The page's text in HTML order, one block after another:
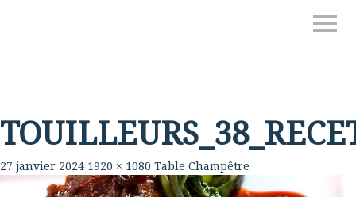
27 janvier 2024 1920 × 1080 Table Champêtre